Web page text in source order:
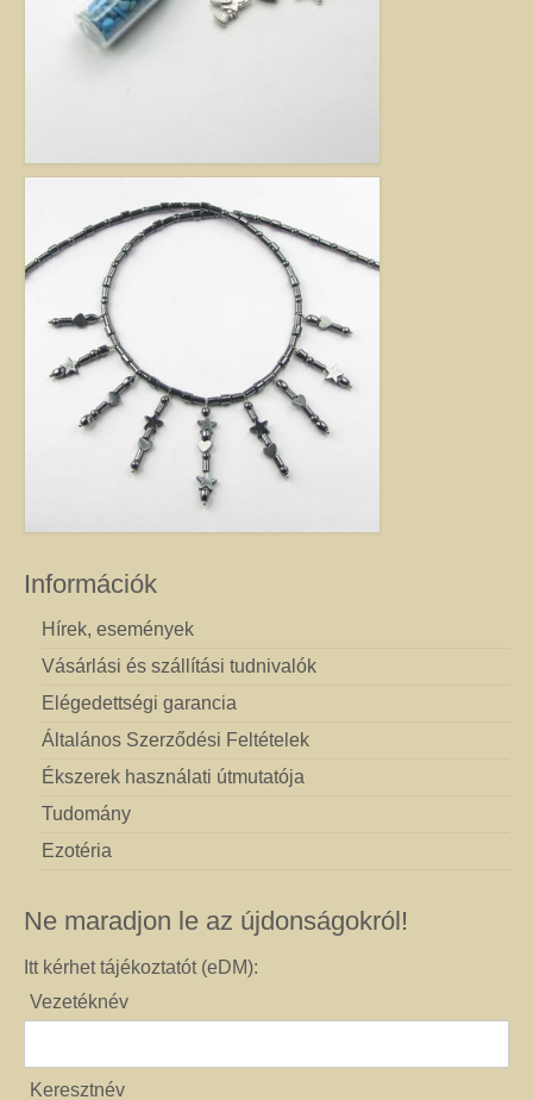
Jó tanácsok babalánchoz
kristály felhasználásával, dróthajlításos technikával készítettem, és
garantáltan nincs két egyforma közöttük. Ha cserepes növényt ajándékoz
ismerősének, személyesebbé teheti Virág ékszerrel.
Információk
Hírek, események
Vásárlási és szállítási tudnivalók
Elégedettségi garancia
Általános Szerződési Feltételek
Ékszerek használati útmutatója
Tudomány
Ezotéria
Ne maradjon le az újdonságokról!
Itt kérhet tájékoztatót (eDM):
Vezetéknév
Keresztnév